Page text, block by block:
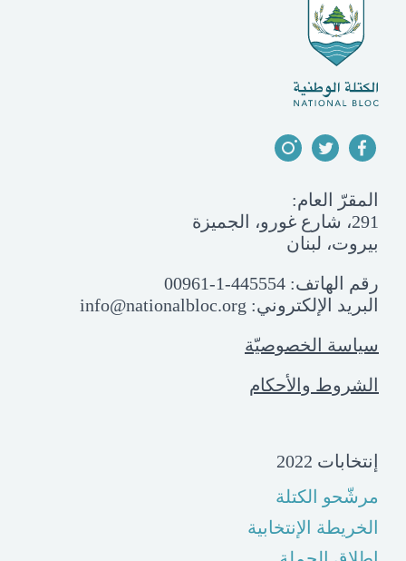
المقرّ العام:
291، شارع غورو، الجميزة
بيروت، لبنان
رقم الهاتف: 00961-1-445554
البريد الإلكتروني: info@nationalbloc.org
سياسة الخصوصيّة
الشروط والأحكام
إنتخابات 2022
مرشّحو الكتلة
الخريطة الإنتخابية